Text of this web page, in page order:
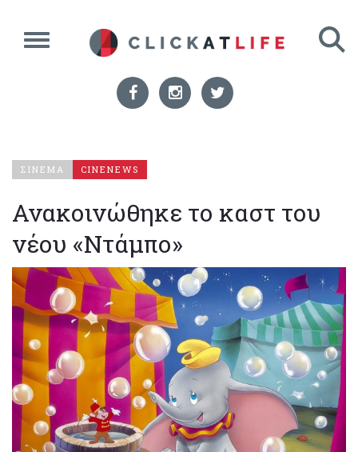
ΣΙΝΕΜΑ CINENEWS
Ανακοινώθηκε το καστ του
νέου «Ντάμπο»